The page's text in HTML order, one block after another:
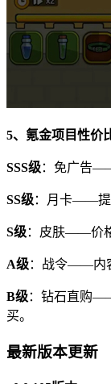
5、氪金项目性价
SSS级：免广告
SS级：月卡——提
S级：皮肤——价
A级：战令——内
B级：钻石直购
买。
最新版本更新